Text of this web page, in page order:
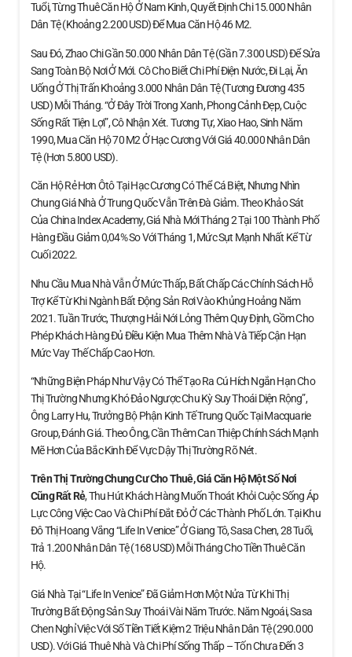
Tuổi, Từng Thuê Căn Hộ Ở Nam Kinh, Quyết Định Chi 15.000 Nhân
Dân Tệ (khoảng 2.200 USD) Để Mua Căn Hộ 46 M2.
Sau Đó, Zhao Chi Gần 50.000 Nhân Dân Tệ (gần 7.300 USD) Để Sửa
Sang Toàn Bộ Nơi Ở Mới. Cô Cho Biết Chi Phí Điện Nước, Đi Lại, Ăn
Uống Ở Thị Trấn Khoảng 3.000 Nhân Dân Tệ (tương Đương 435
USD) Mỗi Tháng. “Ở Đây Trời Trong Xanh, Phong Cảnh Đẹp, Cuộc
Sống Rất Tiện Lợi”, Cô Nhận Xét. Tương Tự, Xiao Hao, Sinh Năm
1990, Mua Căn Hộ 70 M2 Ở Hạc Cương Với Giá 40.000 Nhân Dân
Tệ (hơn 5.800 USD).
Căn Hộ Rẻ Hơn Ôtô Tại Hạc Cương Có Thể Cá Biệt, Nhưng Nhìn
Chung Giá Nhà Ở Trung Quốc Vẫn Trên Đà Giảm. Theo Khảo Sát
Của China Index Academy, Giá Nhà Mới Tháng 2 Tại 100 Thành Phố
Hàng Đầu Giảm 0,04% So Với Tháng 1, Mức Sụt Mạnh Nhất Kể Từ
Cuối 2022.
Nhu Cầu Mua Nhà Vẫn Ở Mức Thấp, Bất Chấp Các Chính Sách Hỗ
Trợ Kể Từ Khi Ngành Bất Động Sản Rơi Vào Khủng Hoảng Năm
2021. Tuần Trước, Thượng Hải Nới Lỏng Thêm Quy Định, Gồm Cho
Phép Khách Hàng Đủ Điều Kiện Mua Thêm Nhà Và Tiếp Cận Hạn
Mức Vay Thế Chấp Cao Hơn.
“Những Biện Pháp Như Vậy Có Thể Tạo Ra Cú Hích Ngắn Hạn Cho
Thị Trường Nhưng Khó Đảo Ngược Chu Kỳ Suy Thoái Diện Rộng”,
Ông Larry Hu, Trưởng Bộ Phận Kinh Tế Trung Quốc Tại Macquarie
Group, Đánh Giá. Theo Ông, Cần Thêm Can Thiệp Chính Sách Mạnh
Mẽ Hơn Của Bắc Kinh Để Vực Dậy Thị Trường Rõ Nét.
Trên Thị Trường Chung Cư Cho Thuê, Giá Căn HộMột Số Nơi
Cũng Rất Rẻ, Thu Hút Khách Hàng Muốn Thoát Khỏi Cuộc Sống Áp
Lực Công Việc Cao Và Chi Phí Đắt Đỏ Ở Các Thành Phố Lớn. Tại Khu
Đô Thị Hoang Vắng “Life In Venice” Ở Giang Tô, Sasa Chen, 28 Tuổi,
Trả 1.200 Nhân Dân Tệ (168 USD) Mỗi Tháng Cho Tiền Thuê Căn
Hộ.
Giá Nhà Tại “Life In Venice” Đã Giảm Hơn Một Nửa Từ Khi Thị
Trường Bất Động Sản Suy Thoái Vài Năm Trước. Năm Ngoái, Sasa
Chen Nghỉ Việc Với Số Tiền Tiết Kiệm 2 Triệu Nhân Dân Tệ (290.000
USD). Với Giá Thuê Nhà Và Chi Phí Sống Thấp – Tốn Chưa Đến 3